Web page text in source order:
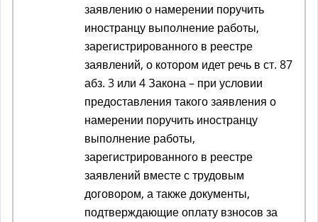
заявлению о намерении поручить
иностранцу выполнение работы,
зарегистрированного в реестре
заявлений, о котором идет речь в ст. 87
абз. 3 или 4 Закона – при условии
предоставления такого заявления о
намерении поручить иностранцу
выполнение работы,
зарегистрированного в реестре
заявлений вместе с трудовым
договором, а также документы,
подтверждающие оплату взносов за